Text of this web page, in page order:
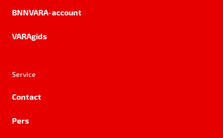
BNNVARA-account
VARAgids
Service
Contact
Pers